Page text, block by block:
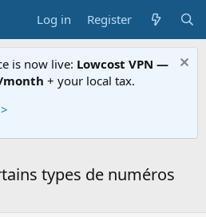
Log in Register
is now live: Lowcost VPN —
month + your local tax.
types de numéros